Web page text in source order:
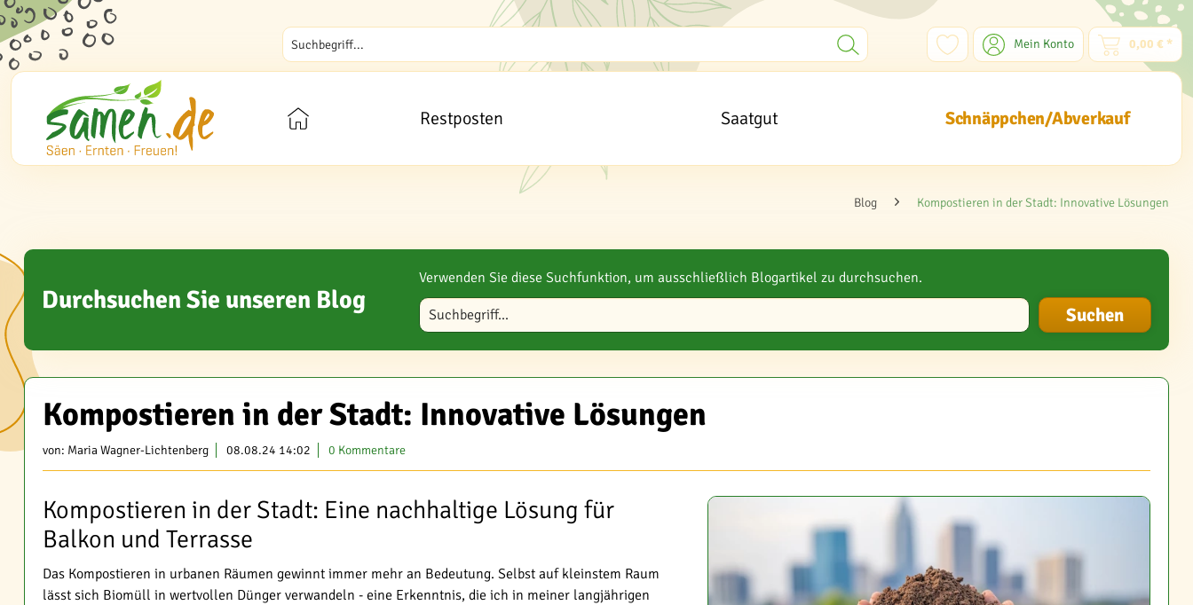
Mein Konto 0,00 € *
Restposten Saatgut Schnäppchen/Abverkauf
Blog Kompostieren in der Stadt: Innovative Lösungen
Durchsuchen Sie unseren Blog
Verwenden Sie diese Suchfunktion, um ausschließlich Blogartikel zu durchsuchen.
Blog durchsuchen
Kompostieren in der Stadt: Innovative Lösungen
von: Maria Wagner-Lichtenberg 08.08.24 14:02 0 Kommentare
Kompostieren in der Stadt: Eine nachhaltige Lösung für
Balkon und Terrasse
Das Kompostieren in urbanen Räumen gewinnt immer mehr an Bedeutung. Selbst auf kleinstem Raum
lässt sich Biomüll in wertvollen Dünger verwandeln - eine Erkenntnis, die ich in meiner langjährigen